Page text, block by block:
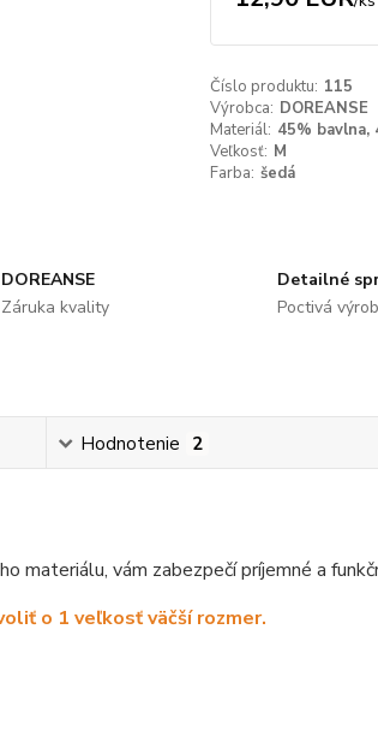
Číslo produktu: 115
Výrobca: DOREANSE
Materiál: 45% bavlna,
Veľkosť: M
Farba: šedá
DOREANSE
Záruka kvality
Detailné
Poctivá
Hodnotenie 2
materiálu, vám zabezpečí príjemné a
o 1 veľkosť väčší rozmer.